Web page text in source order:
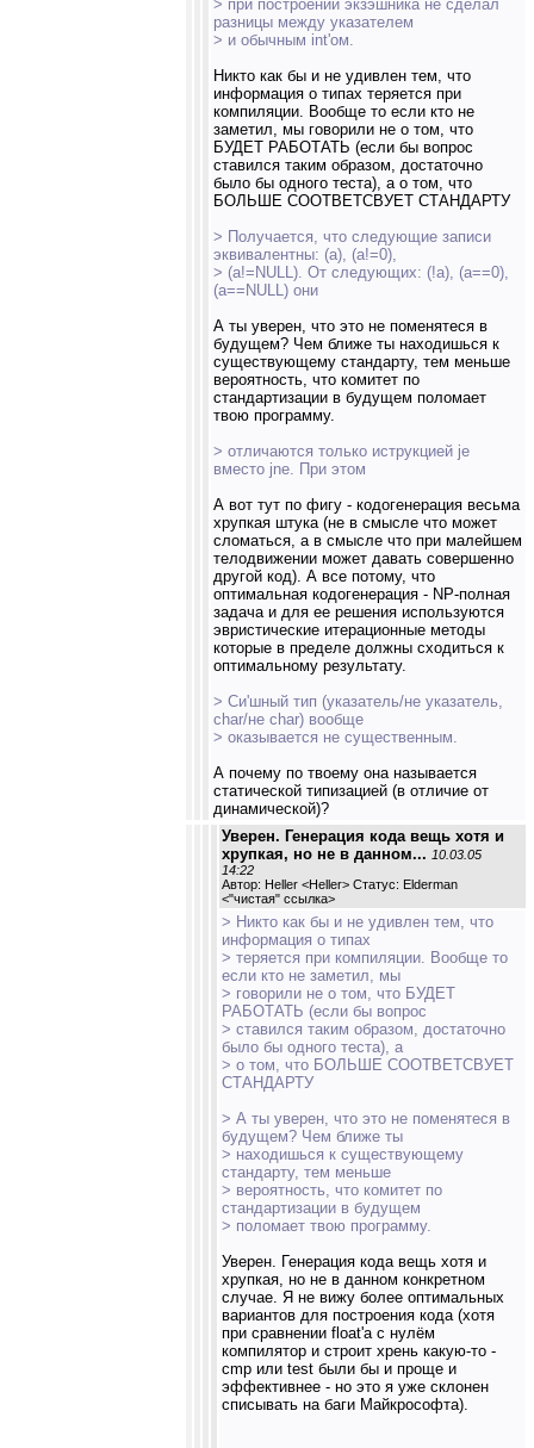
> при построении экзэшника не сделал
разницы между указателем
> и обычным int'ом.
Никто как бы и не удивлен тем, что
информация о типах теряется при
компиляции. Вообще то если кто не
заметил, мы говорили не о том, что
БУДЕТ РАБОТАТЬ (если бы вопрос
ставился таким образом, достаточно
было бы одного теста), а о том, что
БОЛЬШЕ СООТВЕТСВУЕТ СТАНДАРТУ
> Получается, что следующие записи
эквивалентны: (a), (a!=0),
> (a!=NULL). От следующих: (!a), (a==0),
(a==NULL) они
А ты уверен, что это не поменятеся в
будущем? Чем ближе ты находишься к
существующему стандарту, тем меньше
вероятность, что комитет по
стандартизации в будущем поломает
твою программу.
> отличаются только иструкцией je
вместо jne. При этом
А вот тут по фигу - кодогенерация весьма
хрупкая штука (не в смысле что может
сломаться, а в смысле что при малейшем
телодвижении может давать совершенно
другой код). А все потому, что
оптимальная кодогенерация - NP-полная
задача и для ее решения используются
эвристические итерационные методы
которые в пределе должны сходиться к
оптимальному результату.
> Си'шный тип (указатель/не указатель,
char/не char) вообще
> оказывается не существенным.
А почему по твоему она называется
статической типизацией (в отличие от
динамической)?
Уверен. Генерация кода вещь хотя и
хрупкая, но не в данном... 10.03.05
14:22
Автор: Heller <Heller> Статус: Elderman
<"чистая" ссылка>
> Никто как бы и не удивлен тем, что
информация о типах
> теряется при компиляции. Вообще то
если кто не заметил, мы
> говорили не о том, что БУДЕТ
РАБОТАТЬ (если бы вопрос
> ставился таким образом, достаточно
было бы одного теста), а
> о том, что БОЛЬШЕ СООТВЕТСВУЕТ
СТАНДАРТУ
> А ты уверен, что это не поменятеся в
будущем? Чем ближе ты
> находишься к существующему
стандарту, тем меньше
> вероятность, что комитет по
стандартизации в будущем
> поломает твою программу.
Уверен. Генерация кода вещь хотя и
хрупкая, но не в данном конкретном
случае. Я не вижу более оптимальных
вариантов для построения кода (хотя
при сравнении float'а с нулём
компилятор и строит хрень какую-то -
cmp или test были бы и проще и
эффективнее - но это я уже склонен
списывать на баги Майкрософта).